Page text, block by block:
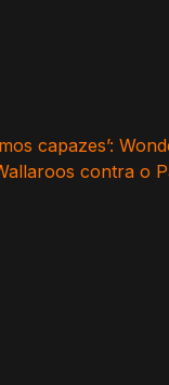
capazes’:
contra o